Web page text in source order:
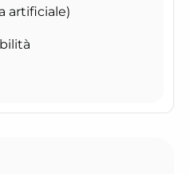
artificiale)